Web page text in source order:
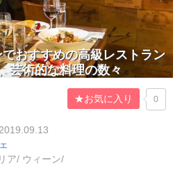
おすすめの高級レストラン
芸術的な料理の数々
★お気に入り 0
ア/ ウィーン/